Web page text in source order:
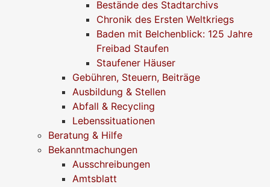
Bestände des Stadtarchivs
Chronik des Ersten Weltkriegs
Baden mit Belchenblick: 125 Jahre
Freibad Staufen
Staufener Häuser
Gebühren, Steuern, Beiträge
Ausbildung & Stellen
Abfall & Recycling
Lebenssituationen
Beratung & Hilfe
Bekanntmachungen
Ausschreibungen
Amtsblatt